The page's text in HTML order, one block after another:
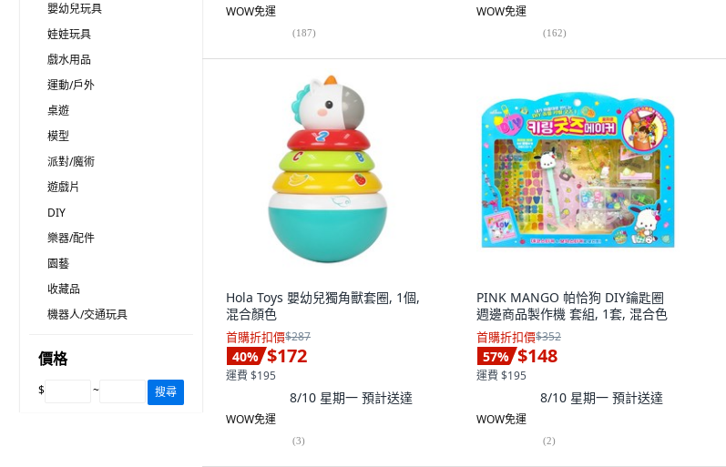
嬰幼兒玩具
娃娃玩具
戲水用品
運動/戶外
桌遊
模型
派對/魔術
遊戲片
DIY
樂器/配件
園藝
收藏品
機器人/交通玩具
價格
$ ~ 搜尋
WOW免運
(187)
WOW免運
(162)
Hola Toys 嬰幼兒獨角獸套圈, 1個,
混合顏色
首購折扣價$287
40% $172
運費 $195
8/10 星期一 預計送達
WOW免運
(3)
PINK MANGO 帕恰狗 DIY鑰匙圈
週邊商品製作機 套組, 1套, 混合色
首購折扣價$352
57% $148
運費 $195
8/10 星期一 預計送達
WOW免運
(2)